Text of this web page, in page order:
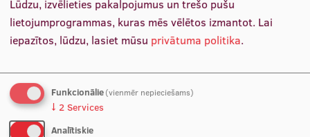
Una Ērkšķe
Zinātnes darba koordinatore
Lūdzu, izvēlieties pakalpojumus un trešo pušu
lietojumprogrammas, kuras mēs vēlētos izmantot. Lai
iepazītos, lūdzu, lasiet mūsu privātuma politika.
Funkcionālie(vienmēr nepieciešams)
↓ 2 Services
Analītiskie